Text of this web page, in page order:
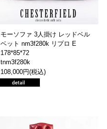
モーソファ 3人掛け レッドベル
ベット nm3f280k リプロ E
178*85*72
tnm3f280k
108,000円(税込)